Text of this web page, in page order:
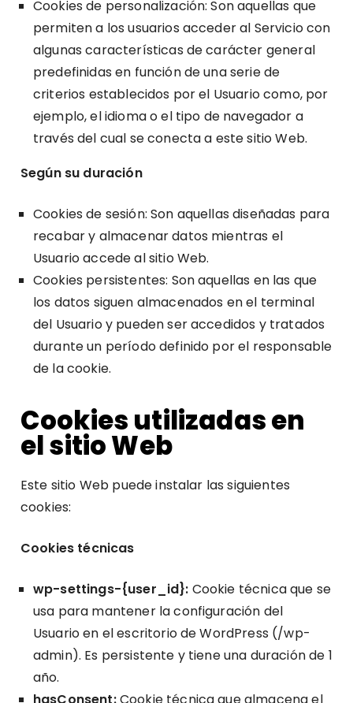
Cookies de personalización: Son aquellas que
permiten a los usuarios acceder al Servicio con
algunas características de carácter general
predefinidas en función de una serie de
criterios establecidos por el Usuario como, por
ejemplo, el idioma o el tipo de navegador a
través del cual se conecta a este sitio Web.
Según su duración
Cookies de sesión: Son aquellas diseñadas para
recabar y almacenar datos mientras el
Usuario accede al sitio Web.
Cookies persistentes: Son aquellas en las que
los datos siguen almacenados en el terminal
del Usuario y pueden ser accedidos y tratados
durante un período definido por el responsable
de la cookie.
Cookies utilizadas en
el sitio Web
Este sitio Web puede instalar las siguientes
cookies:
Cookies técnicas
wp-settings-{user_id}: Cookie técnica que se
usa para mantener la configuración del
Usuario en el escritorio de WordPress (/wp-
admin). Es persistente y tiene una duración de 1
año.